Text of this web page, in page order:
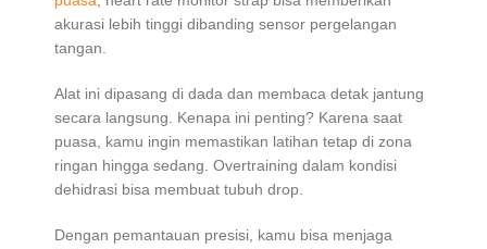
akurasi lebih tinggi dibanding sensor pergelangan
tangan.
Alat ini dipasang di dada dan membaca detak jantung
secara langsung. Kenapa ini penting? Karena saat
puasa, kamu ingin memastikan latihan tetap di zona
ringan hingga sedang. Overtraining dalam kondisi
dehidrasi bisa membuat tubuh drop.
Dengan pemantauan presisi, kamu bisa menjaga